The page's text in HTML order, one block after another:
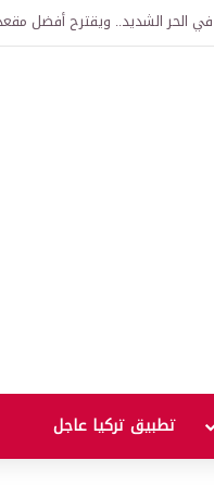
السورية التركية” في دمشق..
تطبيق تركيا عاجل